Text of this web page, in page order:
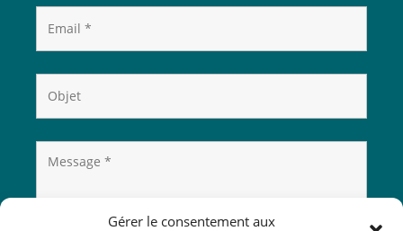
Gérer le consentement aux